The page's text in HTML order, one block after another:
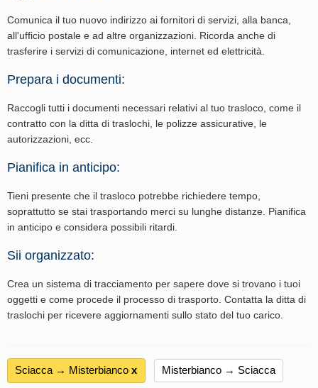
Comunica il tuo nuovo indirizzo ai fornitori di servizi, alla banca,
all'ufficio postale e ad altre organizzazioni. Ricorda anche di
trasferire i servizi di comunicazione, internet ed elettricità.
Prepara i documenti:
Raccogli tutti i documenti necessari relativi al tuo trasloco, come il
contratto con la ditta di traslochi, le polizze assicurative, le
autorizzazioni, ecc.
Pianifica in anticipo:
Tieni presente che il trasloco potrebbe richiedere tempo,
soprattutto se stai trasportando merci su lunghe distanze. Pianifica
in anticipo e considera possibili ritardi.
Sii organizzato:
Crea un sistema di tracciamento per sapere dove si trovano i tuoi
oggetti e come procede il processo di trasporto. Contatta la ditta di
traslochi per ricevere aggiornamenti sullo stato del tuo carico.
Sciacca → Misterbianco х Misterbianco → Sciacca